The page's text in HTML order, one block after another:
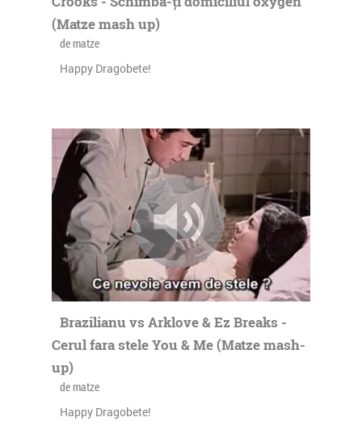
(Matze mash up)
de matze
Happy Dragobete!
Brazilianu vs Arklove & Ez Breaks -
Cerul fara stele You & Me (Matze mash-
up)
de matze
Happy Dragobete!